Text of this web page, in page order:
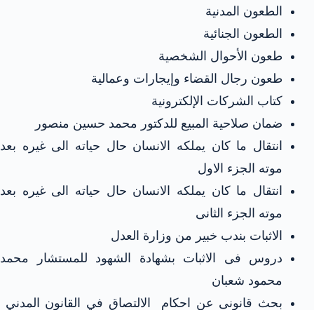
الطعون المدنية
الطعون الجنائية
طعون الأحوال الشخصية
طعون رجال القضاء وإيجارات وعمالية
كتاب الشركات الإلكترونية
ضمان صلاحية المبيع للدكتور محمد حسين منصور
انتقال ما كان يملكه الانسان حال حياته الى غيره بعد
موته الجزء الاول
انتقال ما كان يملكه الانسان حال حياته الى غيره بعد
موته الجزء الثانى
الاثبات بندب خبير من وزارة العدل
دروس فى الاثبات بشهادة الشهود للمستشار محمد
محمود شعبان
بحث قانونى عن احكام الالتصاق في القانون المدني